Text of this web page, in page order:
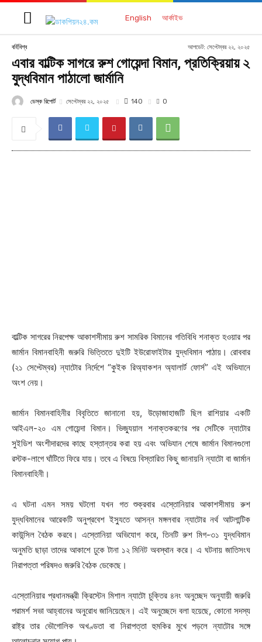
English আর্কাইভ
বর্হিবিশ্ব আপডেট: সেপ্টেম্বর ২২, ২০২৫
এবার বাল্টিক সাগরে রুশ গোয়েন্দা বিমান, প্রতিক্রিয়ায় ২
যুদ্ধবিমান পাঠালো জার্মানি
ডেস্ক রিপোর্ট সেপ্টেম্বর ২২, ২০২৫ 140 0
বাল্টিক সাগরের নিরপেক্ষ আকাশসীমায় রুশ সামরিক বিমানের গতিবিধি শনাক্ত হওয়ার পর
জার্মান বিমানবাহিনী জরুরি ভিত্তিতে দুইটি ইউরোফাইটার যুদ্ধবিমান পাঠায়। রোববার
(২১ সেপ্টেম্বর) ন্যাটোর নির্দেশে “কুইক রিঅ্যাকশন অ্যালার্ট ফোর্স” এই অভিযানে
অংশ নেয়।
জার্মান বিমানবাহিনীর বিবৃতিতে জানানো হয়, উড়োজাহাজটি ছিল রাশিয়ার একটি
আইএল-২০ এম গোয়েন্দা বিমান। ভিজ্যুয়াল শনাক্তকরণের পর সেটিকে ন্যাটোর
সুইডিশ অংশীদারদের কাছে হস্তান্তর করা হয় এবং অভিযান শেষে জার্মান বিমানগুলো
রস্টক-লাগে ঘাঁটিতে ফিরে যায়। তবে এ বিষয়ে বিস্তারিত কিছু জানায়নি ন্যাটো বা জার্মান
বিমানবাহিনী।
এ ঘটনা এমন সময় ঘটলো যখন গত শুক্রবার এস্তোনিয়ার আকাশসীমায় রুশ
যুদ্ধবিমানের আরেকটি অনুপ্রবেশ ইস্যুতে আসন্ন মঙ্গলবার ন্যাটোর নর্থ আটলান্টিক
কাউন্সিল বৈঠক করবে। এস্তোনিয়া অভিযোগ করে, তিনটি রুশ মিগ-৩১ যুদ্ধবিমান
অনুমতি ছাড়া তাদের আকাশে ঢুকে টানা ১২ মিনিট অবস্থান করে। এ ঘটনায় জাতিসংঘ
নিরাপত্তা পরিষদও জরুরি বৈঠক ডেকেছে।
এস্তোনিয়ার প্রধানমন্ত্রী ক্রিস্টেন মিশাল ন্যাটো চুক্তির ৪নং অনুচ্ছেদ অনুযায়ী জরুরি
পরামর্শ সভা আহ্বানের অনুরোধ জানিয়েছেন। এই অনুচ্ছেদে বলা হয়েছে, কোনো সদস্য
রাষ্ট্র তার ভৌগোলিক অখণ্ডতা বা নিরাপত্তা হুমকির মুখে পড়লে ন্যাটোর সঙ্গে